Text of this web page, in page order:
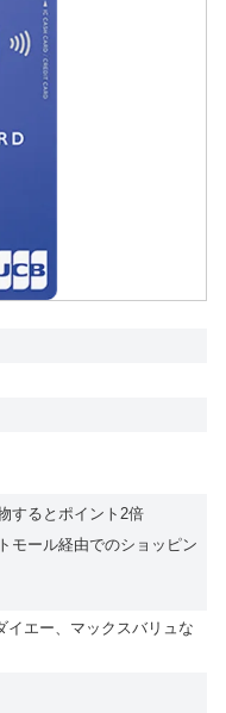
するとポイント2倍
モール経由でのショッピン
イエー、マックスバリュな